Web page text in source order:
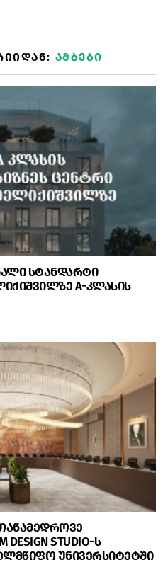
ᲐᲛᲑᲔᲑᲘ
სტანდარტი
A-კლასის
STUDIO-ს
უნივერსიტეტში